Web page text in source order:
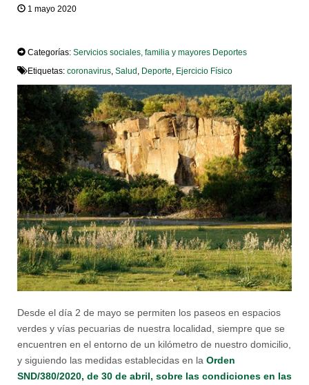
1 mayo 2020
Categorías: Servicios sociales, familia y mayores Deportes
Etiquetas: coronavirus Salud Deporte Ejercicio Físico
Desde el día 2 de mayo se permiten los paseos en espacios
verdes y vías pecuarias de nuestra localidad, siempre que se
encuentren en el entorno de un kilómetro de nuestro domicilio,
y siguiendo las medidas establecidas en la Orden
SND/380/2020, de 30 de abril, sobre las condiciones en las